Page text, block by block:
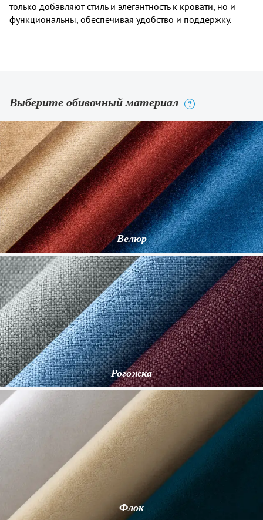
только добавляют стиль и элегантность к кровати, но и
функциональны, обеспечивая удобство и поддержку.
Выберите обивочный материал ?
Велюр
Рогожка
Флок